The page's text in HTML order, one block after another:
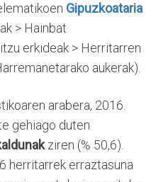
Gipuzkoataria
> Hainbat
erkideak > Herritarren
aukerak).
arabera, 2016.
gehiago duten
ziren (% 50,6).
herritarrek erraztasuna